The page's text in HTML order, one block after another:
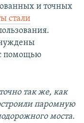
и точных
стали
помощью
так же, как
паромную
моста.